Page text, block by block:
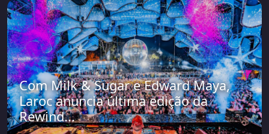
Com Milk & Sugar e Edward Maya,
Laroc anuncia última edição da
Rewind...